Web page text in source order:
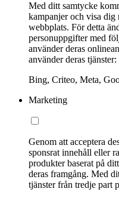
Med ditt samtycke
kampanjer och visa dig
webbplats. För detta
personuppgifter med
använder deras
använder deras tjänster:
Bing, Criteo, Meta,
Marketing
Genom att acceptera
sponsrat innehåll eller
produkter baserat på
deras framgång. Med
tjänster från tredje part